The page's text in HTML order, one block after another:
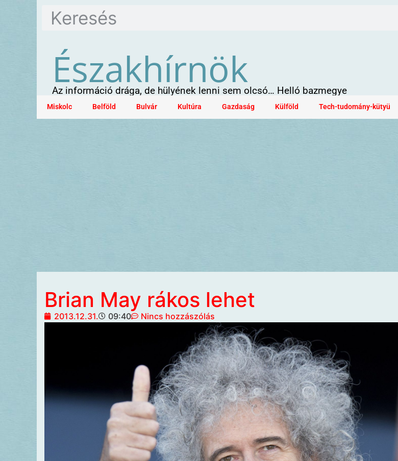
Északhírnök
Az információ drága, de hülyének lenni sem olcsó… Helló bazmegye
Miskolc Belföld Bulvár Kultúra Gazdaság Külföld Tech-tudomány-kütyü
Brian May rákos lehet
2013.12.31. 09:40 Nincs hozzászólás